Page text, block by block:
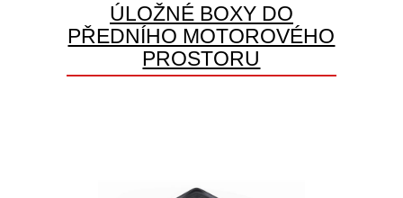
ÚLOŽNÉ BOXY DO
PŘEDNÍHO MOTOROVÉHO
PROSTORU